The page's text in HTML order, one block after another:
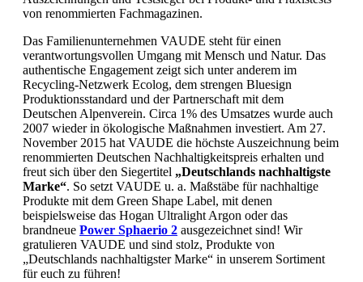
von renommierten Fachmagazinen.
Das Familienunternehmen VAUDE steht für einen
verantwortungsvollen Umgang mit Mensch und Natur. Das
authentische Engagement zeigt sich unter anderem im
Recycling-Netzwerk Ecolog, dem strengen Bluesign
Produktionsstandard und der Partnerschaft mit dem
Deutschen Alpenverein. Circa 1% des Umsatzes wurde auch
2007 wieder in ökologische Maßnahmen investiert. Am 27.
November 2015 hat VAUDE die höchste Auszeichnung beim
renommierten Deutschen Nachhaltigkeitspreis erhalten und
freut sich über den Siegertitel „Deutschlands nachhaltigste
Marke“. So setzt VAUDE u. a. Maßstäbe für nachhaltige
Produkte mit dem Green Shape Label, mit denen
beispielsweise das Hogan Ultralight Argon oder das
brandneue Power Sphaerio 2 ausgezeichnet sind! Wir
gratulieren VAUDE und sind stolz, Produkte von
„Deutschlands nachhaltigster Marke“ in unserem Sortiment
für euch zu führen!